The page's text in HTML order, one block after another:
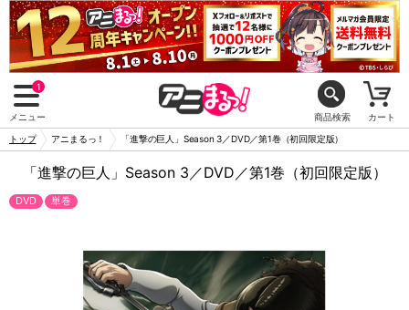
1
メニュー 商品検索 カート
トップ アニまるっ！ 「進撃の巨人」Season 3／DVD／第1巻（初回限定版）
「進撃の巨人」Season 3／DVD／第1巻（初回限定版）
DVD 単巻